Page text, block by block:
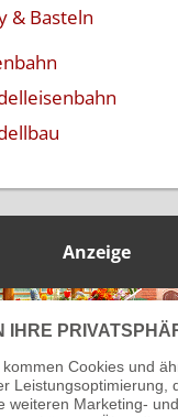
& Basteln
Anzeige